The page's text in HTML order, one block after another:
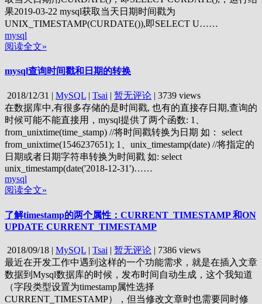
果2019-03-22 mysql获取当天日期时间戳为
UNIX_TIMESTAMP(CURDATE()),即SELECT U……
mysql
阅读全文»
mysql查询时间戳和日期的转换
2018/12/31 | MySQL | Tsai | 暂无评论 | 3739 views
在数据库中,有很多存储的是时间戳, 也有的直接存日期,查询的
时候可能不能直接用，mysql提供了两个函数: 1、
from_unixtime(time_stamp) //将时间戳转换为日期 如： select
from_unixtime(1546237651); 1、unix_timestamp(date) //将指定的
日期或者日期字符串转换为时间戳 如: select
unix_timestamp(date('2018-12-31')……
mysql
阅读全文»
了解timestamp的两个属性：CURRENT_TIMESTAMP 和ON
UPDATE CURRENT_TIMESTAMP
2018/09/18 | MySQL | Tsai | 暂无评论 | 7386 views
最近在开发工作中遇到这样的一个功能需求，就是在插入文章
数据到Mysql数据库的时候，发布时间自动生成，这个我知道
（字段类型设置为timestamp属性选择
CURRENT_TIMESTAMP），但当修改文章时也需要同时修